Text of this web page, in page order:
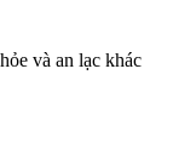
và an lạc khác